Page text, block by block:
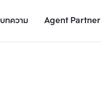
บทความ Agent Partner
รายละเอียดยูนิต